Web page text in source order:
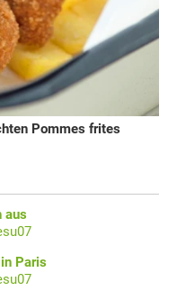
Pommes frites
aus
Paris